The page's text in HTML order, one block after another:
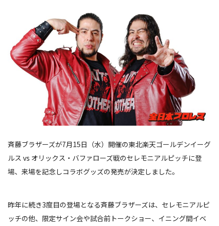
斉藤ブラザーズが7月15日（水）開催の東北楽天ゴールデンイーグ
ルス vs オリックス・バファローズ戦のセレモニアルピッチに登
場、来場を記念しコラボグッズの発売が決定しました。
昨年に続き3度目の登場となる斉藤ブラザーズは、セレモニアルピ
ッチの他、限定サイン会や試合前トークショー、イニング間イベ